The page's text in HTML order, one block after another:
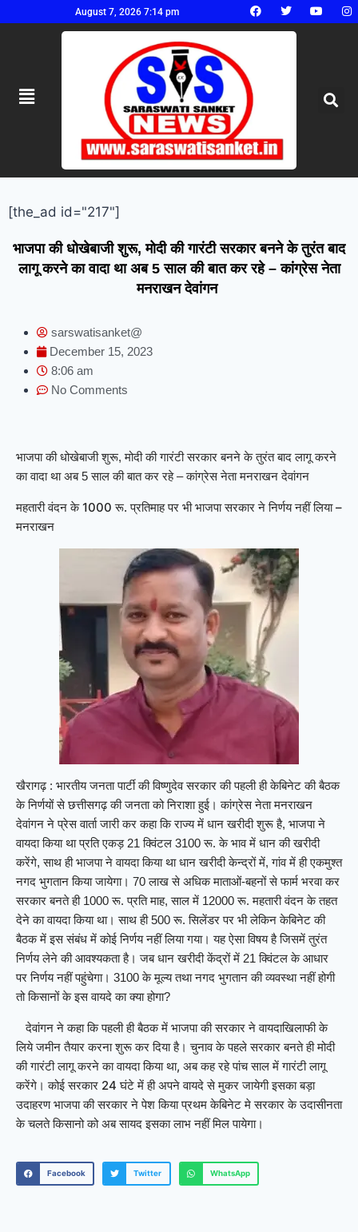
August 7, 2026 7:14 pm
[the_ad id="217"]
भाजपा की धोखेबाजी शुरू, मोदी की गारंटी सरकार बनने के तुरंत बाद
लागू करने का वादा था अब 5 साल की बात कर रहे – कांग्रेस नेता
मनराखन देवांगन
sarswatisanket@
December 15, 2023
8:06 am
No Comments
भाजपा की धोखेबाजी शुरू, मोदी की गारंटी सरकार बनने के तुरंत बाद लागू करने
का वादा था अब 5 साल की बात कर रहे – कांग्रेस नेता मनराखन देवांगन
महतारी वंदन के 1000 रू. प्रतिमाह पर भी भाजपा सरकार ने निर्णय नहीं लिया –
मनराखन
खैरागढ़ : भारतीय जनता पार्टी की विष्णुदेव सरकार की पहली ही केबिनेट की बैठक
के निर्णयों से छत्तीसगढ़ की जनता को निराशा हुई। कांग्रेस नेता मनराखन
देवांगन ने प्रेस वार्ता जारी कर कहा कि राज्य में धान खरीदी शुरू है, भाजपा ने
वायदा किया था प्रति एकड़ 21 क्विंटल 3100 रू. के भाव में धान की खरीदी
करेंगे, साथ ही भाजपा ने वायदा किया था धान खरीदी केन्द्रों में, गांव में ही एकमुश्त
नगद भुगतान किया जायेगा। 70 लाख से अधिक माताओं-बहनों से फार्म भरवा कर
सरकार बनते ही 1000 रू. प्रति माह, साल में 12000 रू. महतारी वंदन के तहत
देने का वायदा किया था। साथ ही 500 रू. सिलेंडर पर भी लेकिन केबिनेट की
बैठक में इस संबंध में कोई निर्णय नहीं लिया गया। यह ऐसा विषय है जिसमें तुरंत
निर्णय लेने की आवश्यकता है। जब धान खरीदी केंद्रों में 21 क्विंटल के आधार
पर निर्णय नहीं पहुंचेगा। 3100 के मूल्य तथा नगद भुगतान की व्यवस्था नहीं होगी
तो किसानों के इस वायदे का क्या होगा?
देवांगन ने कहा कि पहली ही बैठक में भाजपा की सरकार ने वायदाखिलाफी के
लिये जमीन तैयार करना शुरू कर दिया है। चुनाव के पहले सरकार बनते ही मोदी
की गारंटी लागू करने का वायदा किया था, अब कह रहे पांच साल में गारंटी लागू
करेंगे। कोई सरकार 24 घंटे में ही अपने वायदे से मुकर जायेगी इसका बड़ा
उदाहरण भाजपा की सरकार ने पेश किया प्रथम केबिनेट मे सरकार के उदासीनता
के चलते किसानो को अब सायद इसका लाभ नहीं मिल पायेगा।
Facebook Twitter WhatsApp